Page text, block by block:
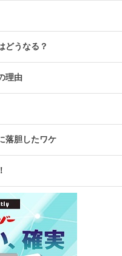
どうなる？
理由
落胆したワケ